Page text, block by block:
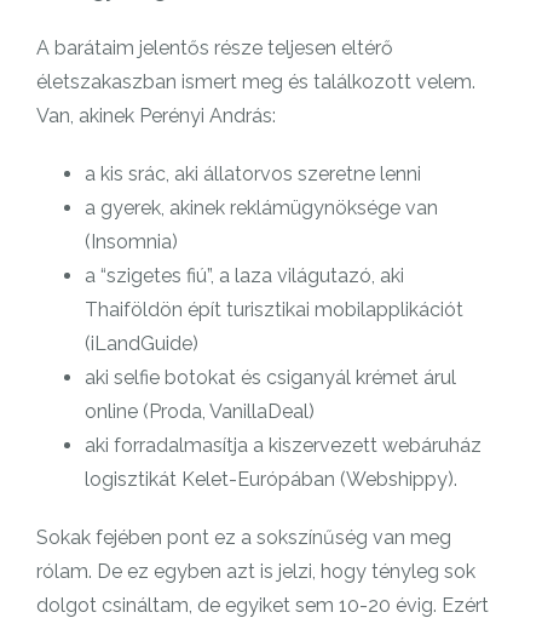
A barátaim jelentős része teljesen eltérő
életszakaszban ismert meg és találkozott velem.
Van, akinek Perényi András:
a kis srác, aki állatorvos szeretne lenni
a gyerek, akinek reklámügynöksége van
(Insomnia)
a “szigetes fiú”, a laza világutazó, aki
Thaiföldön épít turisztikai mobilapplikációt
(iLandGuide)
aki selfie botokat és csiganyál krémet árul
online (Proda, VanillaDeal)
aki forradalmasítja a kiszervezett webáruház
logisztikát Kelet-Európában (Webshippy).
Sokak fejében pont ez a sokszínűség van meg
rólam. De ez egyben azt is jelzi, hogy tényleg sok
dolgot csináltam, de egyiket sem 10-20 évig. Ezért